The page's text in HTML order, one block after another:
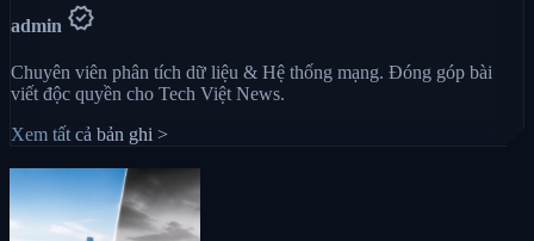
admin verified
Chuyên viên phân tích dữ liệu & Hệ thống mạng. Đóng góp bài
viết độc quyền cho Tech Việt News.
Xem tất cả bản ghi >